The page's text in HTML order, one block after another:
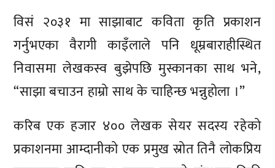
विसं २०३१ मा साझाबाट कविता कृति प्रकाशन
गर्नुभएका वैरागी काइँलाले पनि धूम्रबाराहीस्थित
निवासमा लेखकस्व बुझेपछि मुस्कानका साथ भने,
“साझा बचाउन हाम्रो साथ के चाहिन्छ भन्नुहोला ।”
करिब एक हजार ४०० लेखक सेयर सदस्य रहेको
प्रकाशनमा आम्दानीको एक प्रमुख स्रोत तिनै लोकप्रिय